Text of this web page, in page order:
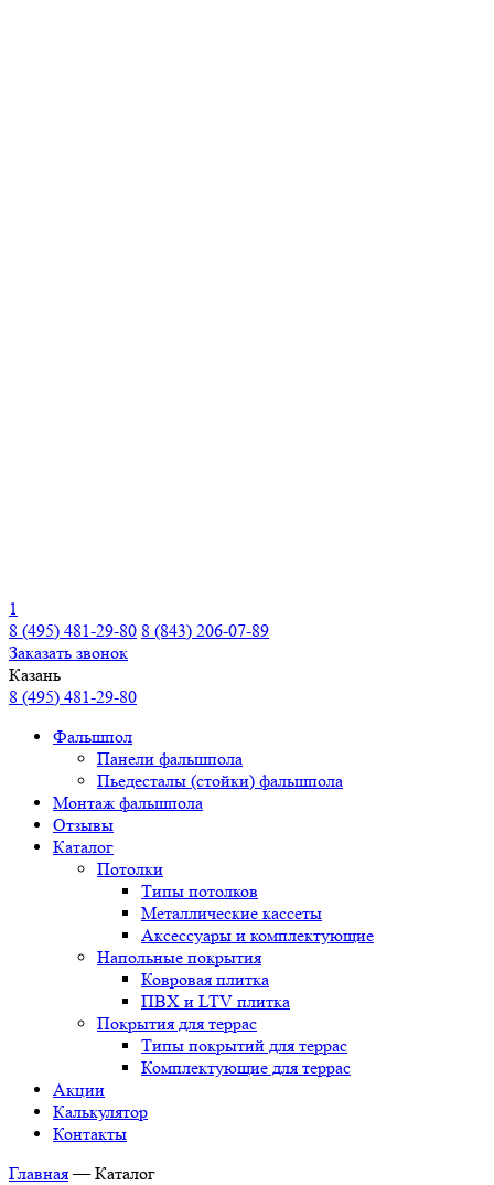
1
8 (495) 481-29-80 8 (843) 206-07-89
Заказать звонок
Казань
8 (495) 481-29-80
Фальшпол
Панели фальшпола
Пьедесталы (стойки) фальшпола
Монтаж фальшпола
Отзывы
Каталог
Потолки
Типы потолков
Металлические кассеты
Аксессуары и комплектующие
Напольные покрытия
Ковровая плитка
ПВХ и LTV плитка
Покрытия для террас
Типы покрытий для террас
Комплектующие для террас
Акции
Калькулятор
Контакты
Главная — Каталог